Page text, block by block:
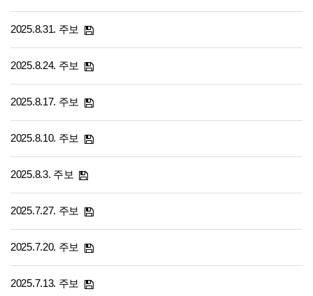
2025.8.31. 주보
2025.8.24. 주보
2025.8.17. 주보
2025.8.10. 주보
2025.8.3. 주보
2025.7.27. 주보
2025.7.20. 주보
2025.7.13. 주보